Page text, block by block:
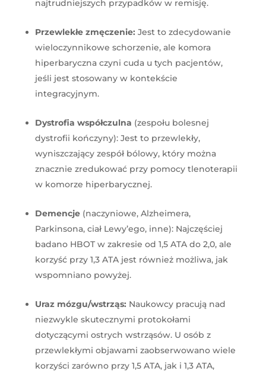
najtrudniejszych przypadków w remisję.
Przewlekłe zmęczenie: Jest to zdecydowanie
wieloczynnikowe schorzenie, ale komora
hiperbaryczna czyni cuda u tych pacjentów,
jeśli jest stosowany w kontekście
integracyjnym.
Dystrofia współczulna (zespołu bolesnej
dystrofii kończyny): Jest to przewlekły,
wyniszczający zespół bólowy, który można
znacznie zredukować przy pomocy tlenoterapii
w komorze hiperbarycznej.
Demencje(naczyniowe, Alzheimera,
Parkinsona, ciał Lewy’ego, inne): Najczęściej
badano HBOT w zakresie od 1,5 ATA do 2,0, ale
korzyść przy 1,3 ATA jest również możliwa, jak
wspomniano powyżej.
Uraz mózgu/wstrząs: Naukowcy pracują nad
niezwykle skutecznymi protokołami
dotyczącymi ostrych wstrząsów. U osób z
przewlekłymi objawami zaobserwowano wiele
korzyści zarówno przy 1,5 ATA, jak i 1,3 ATA,